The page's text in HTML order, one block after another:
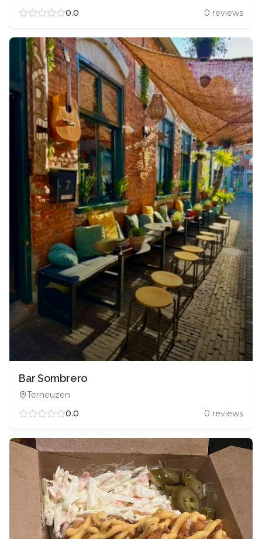
0.0 0 reviews
Bar Sombrero
Terneuzen
0.0
0 reviews